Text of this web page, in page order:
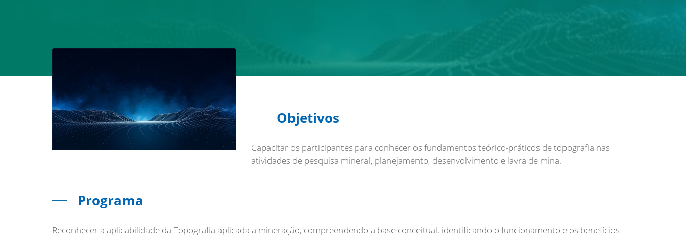
Objetivos
Capacitar os participantes para conhecer os fundamentos teórico-práticos de topografia nas
atividades de pesquisa mineral, planejamento, desenvolvimento e lavra de mina.
Programa
Reconhecer a aplicabilidade da Topografia aplicada a mineração, compreendendo a base conceitual, identificando o funcionamento e os benefícios